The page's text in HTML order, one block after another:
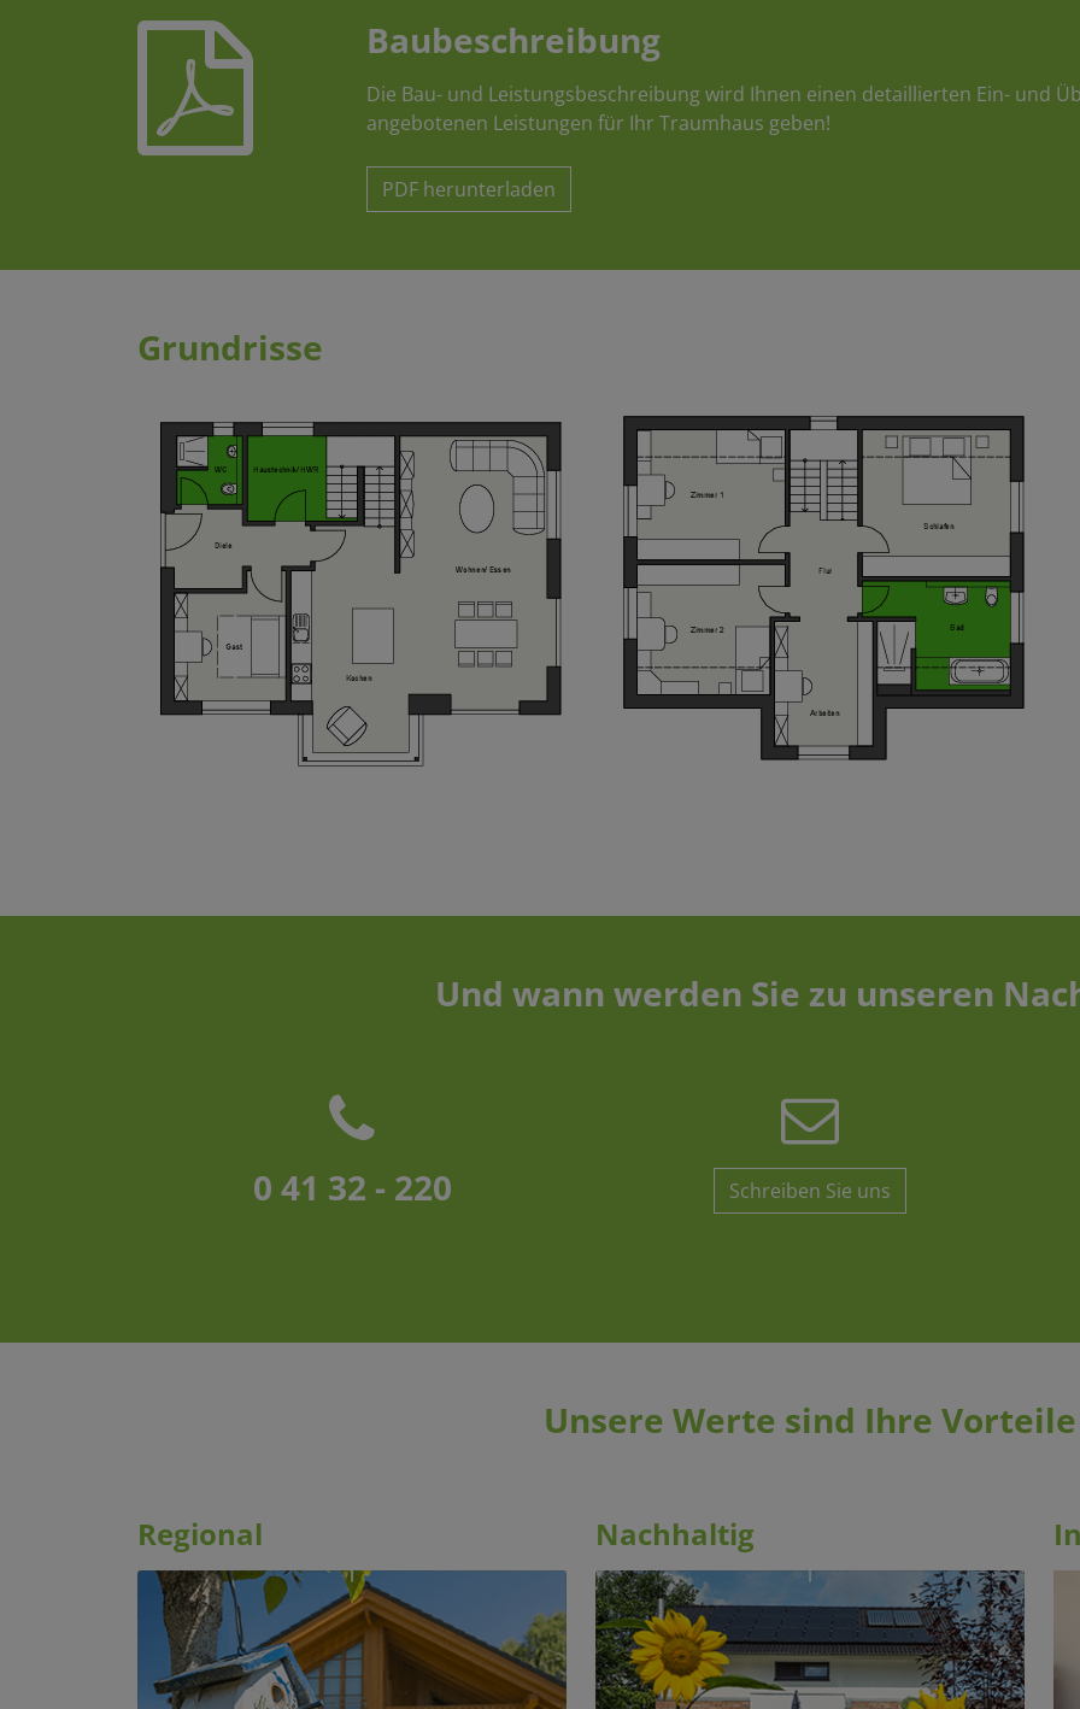
Baubeschreibung
Die Bau- und Leistungsbeschreibung wird Ihnen einen detaillierten Ein- und
angebotenen Leistungen für Ihr Traumhaus geben!
PDF herunterladen
Grundrisse
Und wann werden Sie zu unseren
0 41 32 - 220 Schreiben Sie uns
Unsere Werte sind Ihre Vorteile
Regional Nachhaltig